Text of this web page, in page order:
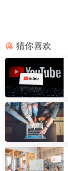
猜你喜欢